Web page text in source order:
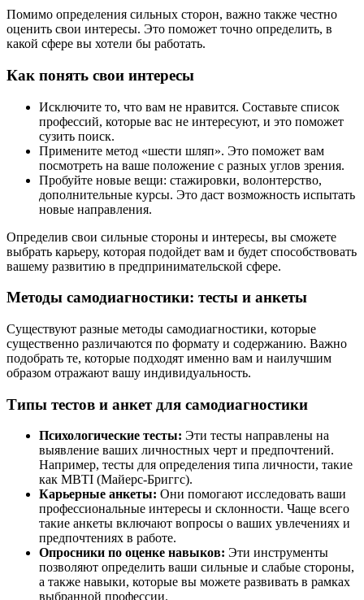
Помимо определения сильных сторон, важно также честно
оценить свои интересы. Это поможет точно определить, в
какой сфере вы хотели бы работать.
Как понять свои интересы
Исключите то, что вам не нравится. Составьте список
профессий, которые вас не интересуют, и это поможет
сузить поиск.
Примените метод «шести шляп». Это поможет вам
посмотреть на ваше положение с разных углов зрения.
Пробуйте новые вещи: стажировки, волонтерство,
дополнительные курсы. Это даст возможность испытать
новые направления.
Определив свои сильные стороны и интересы, вы сможете
выбрать карьеру, которая подойдет вам и будет способствовать
вашему развитию в предпринимательской сфере.
Методы самодиагностики: тесты и анкеты
Существуют разные методы самодиагностики, которые
существенно различаются по формату и содержанию. Важно
подобрать те, которые подходят именно вам и наилучшим
образом отражают вашу индивидуальность.
Типы тестов и анкет для самодиагностики
Психологические тесты: Эти тесты направлены на
выявление ваших личностных черт и предпочтений.
Например, тесты для определения типа личности, такие
как MBTI (Майерс-Бриггс).
Карьерные анкеты: Они помогают исследовать ваши
профессиональные интересы и склонности. Чаще всего
такие анкеты включают вопросы о ваших увлечениях и
предпочтениях в работе.
Опросники по оценке навыков: Эти инструменты
позволяют определить ваши сильные и слабые стороны,
а также навыки, которые вы можете развивать в рамках
выбранной профессии.